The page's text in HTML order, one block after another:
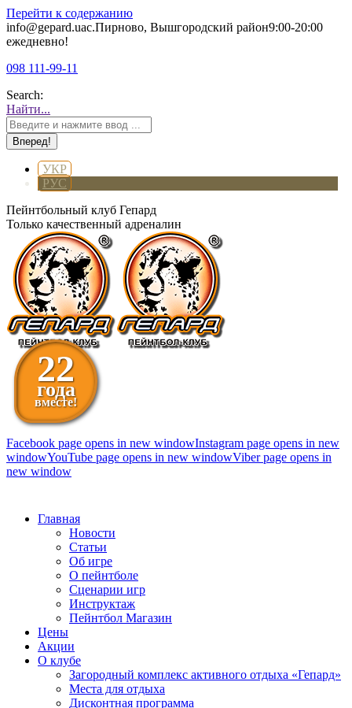
Перейти к содержанию
info@gepard.uaс.Пирново, Вышгородский район9:00-20:00
ежедневно!
098 111-99-11
Search:
Найти...
УКР
РУС
Пейнтбольный клуб Гепард
Только качественный адреналин
22
года
вместе!
Facebook page opens in new windowInstagram page opens in new
windowYouTube page opens in new windowViber page opens in
new window
Главная
Новости
Статьи
Об игре
О пейнтболе
Сценарии игр
Инструктаж
Пейнтбол Магазин
Цены
Акции
О клубе
Загородный комплекс активного отдыха «Гепард»
Места для отдыха
Дисконтная программа